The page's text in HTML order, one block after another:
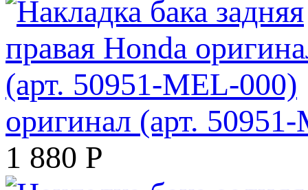
оригинал (арт.
1 880 Р